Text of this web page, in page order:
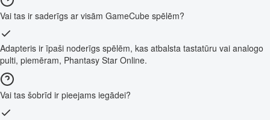
Vai tas ir saderīgs ar visām GameCube spēlēm?
Adapteris ir īpaši noderīgs spēlēm, kas atbalsta tastatūru vai analogo
pulti, piemēram, Phantasy Star Online.
Vai tas šobrīd ir pieejams iegādei?